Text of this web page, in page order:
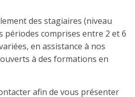
des stagiaires (niveau
périodes comprises entre 2 et 6
en assistance à nos
à des formations en
afin de vous présenter